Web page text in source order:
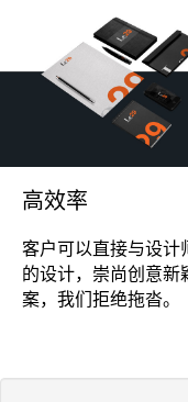
高效率
客户可以直接与设计
的设计，崇尚创意新
案，我们拒绝拖沓。